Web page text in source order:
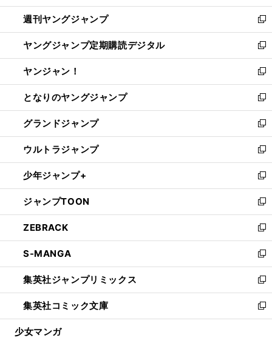
開
く
ウ
で
開
く
ン
ド
ウ
で
開
く
ウ
ィ
ン
ド
ウ
で
開
く
週刊ヤングジャンプ
新
し
い
ウ
ィ
ン
ド
ウ
で
開
く
ヤングジャンプ定期購読デジタル
新
し
い
ウ
ィ
ン
ド
ウ
で
開
く
ヤンジャン！
新
し
い
ウ
ィ
ン
ド
ウ
で
開
く
となりのヤングジャンプ
新
し
い
ウ
ィ
ン
ド
ウ
で
開
く
グランドジャンプ
新
し
い
ウ
ィ
ン
ド
ウ
で
開
く
ウルトラジャンプ
新
し
い
ウ
ィ
ン
ド
ウ
で
開
く
少年ジャンプ+
新
し
い
ウ
ィ
ン
ド
ウ
で
開
く
ジャンプTOON
新
し
い
ウ
ィ
ン
ド
ウ
で
開
ZEBRACK
新
し
い
ウ
ィ
ン
ド
ウ
S-MANGA
新
し
い
ウ
ィ
ン
集英社ジャンプリミックス
新
し
い
ウ
集英社コミック文庫
新
し
少女マンガ